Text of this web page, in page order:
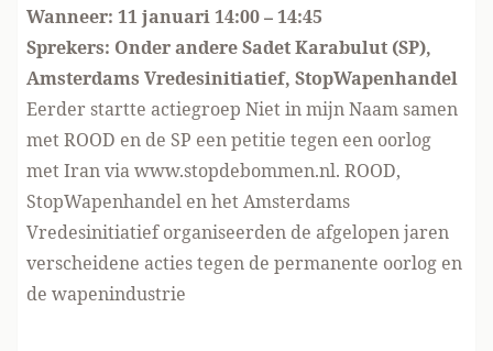
Wanneer: 11 januari 14:00 – 14:45
Sprekers: Onder andere Sadet Karabulut (SP),
Amsterdams Vredesinitiatief, StopWapenhandel
Eerder startte actiegroep Niet in mijn Naam samen
met ROOD en de SP een petitie tegen een oorlog
met Iran viawww.stopdebommen.nl. ROOD,
StopWapenhandel en het Amsterdams
Vredesinitiatief organiseerden de afgelopen jaren
verscheidene acties tegen de permanente oorlog en
de wapenindustrie